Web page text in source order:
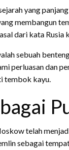
yang
membangun
dari kata Rusia
sebuah
perluasan dan
tembok kayu.
telah
sebagai